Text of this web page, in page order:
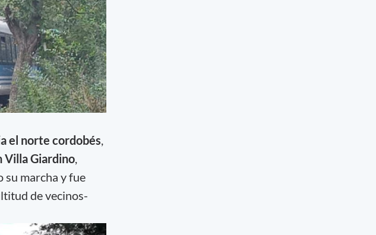
el norte cordobés,
Villa Giardino,
su marcha y fue
de vecinos-